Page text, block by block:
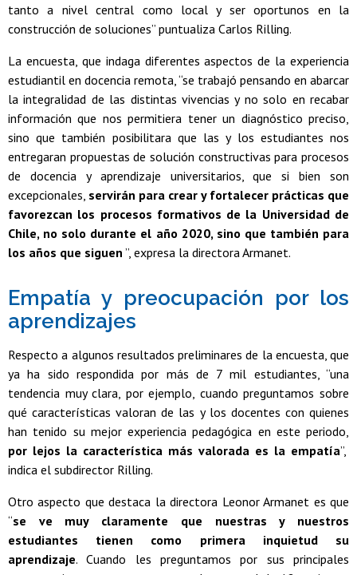
tanto a nivel central como local y ser oportunos en la
construcción de soluciones” puntualiza Carlos Rilling.
La encuesta, que indaga diferentes aspectos de la experiencia
estudiantil en docencia remota, “se trabajó pensando en abarcar
la integralidad de las distintas vivencias y no solo en recabar
información que nos permitiera tener un diagnóstico preciso,
sino que también posibilitara que las y los estudiantes nos
entregaran propuestas de solución constructivas para procesos
de docencia y aprendizaje universitarios, que si bien son
excepcionales, servirán para crear y fortalecer prácticas que
favorezcan los procesos formativos de la Universidad de
Chile, no solo durante el año 2020, sino que también para
los años que siguen ”, expresa la directora Armanet.
Empatía y preocupación por los
aprendizajes
Respecto a algunos resultados preliminares de la encuesta, que
ya ha sido respondida por más de 7 mil estudiantes, “una
tendencia muy clara, por ejemplo, cuando preguntamos sobre
qué características valoran de las y los docentes con quienes
han tenido su mejor experiencia pedagógica en este periodo,
por lejos la característica más valorada es la empatía”,
indica el subdirector Rilling.
Otro aspecto que destaca la directora Leonor Armanet es que
“se ve muy claramente que nuestras y nuestros
estudiantes tienen como primera inquietud su
aprendizaje. Cuando les preguntamos por sus principales